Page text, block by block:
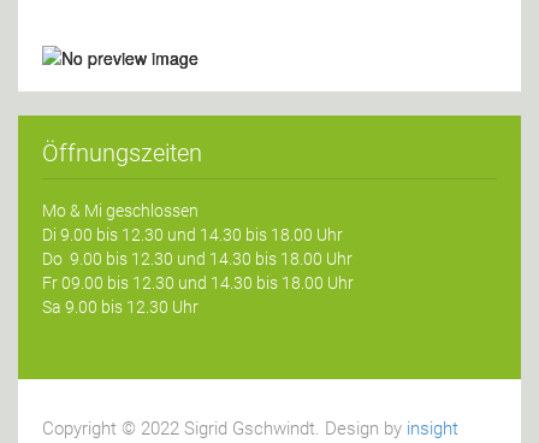
Öffnungszeiten
Mo & Mi geschlossen
Di 9.00 bis 12.30 und 14.30 bis 18.00 Uhr
Do 9.00 bis 12.30 und 14.30 bis 18.00 Uhr
Fr 09.00 bis 12.30 und 14.30 bis 18.00 Uhr
Sa 9.00 bis 12.30 Uhr
Copyright © 2022 Sigrid Gschwindt. Design by insight